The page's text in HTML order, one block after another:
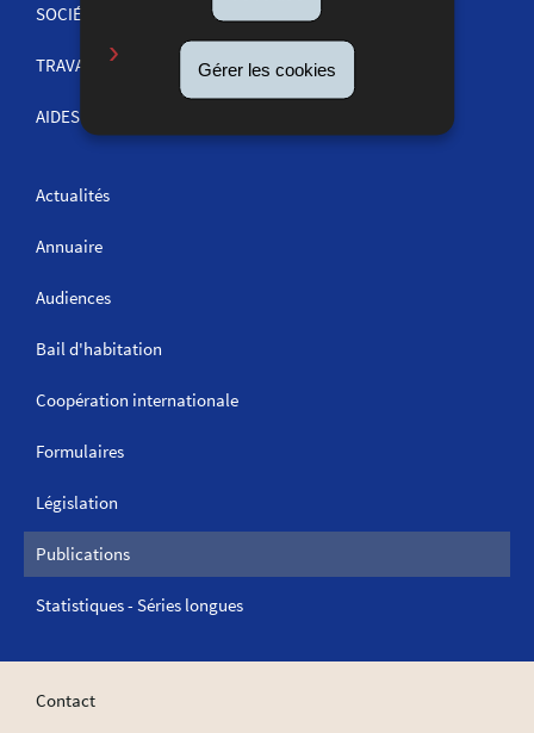
Gérer les cookies
SOCIÉTÉS ET COMMERCE
TRAVAIL
AIDES ET INFORMATIONS
Actualités
Annuaire
Audiences
Bail d'habitation
Coopération internationale
Formulaires
Législation
Publications
Statistiques - Séries longues
Contact